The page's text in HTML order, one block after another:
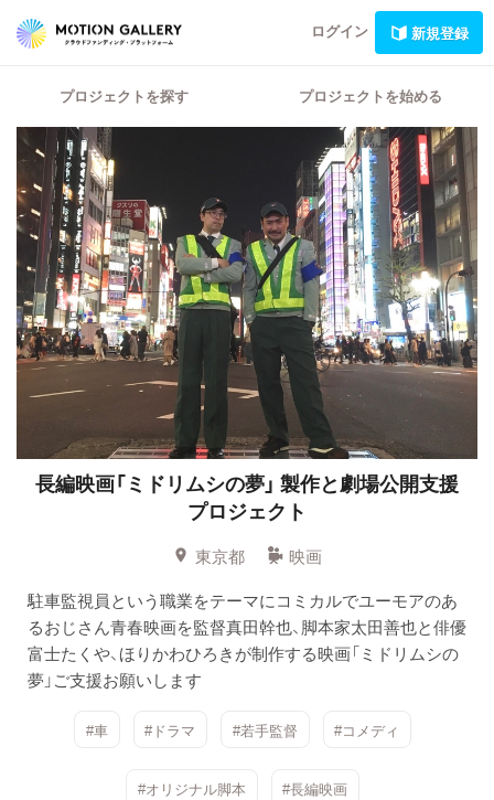
ログイン 新規登録
プロジェクトを探す プロジェクトを始める
長編映画「ミドリムシの夢」 製作と劇場公開支援
プロジェクト
東京都
映画
駐車監視員という職業をテーマにコミカルでユーモアのあ
るおじさん青春映画を監督真田幹也、脚本家太田善也と俳優
富士たくや、ほりかわひろきが制作する映画「ミドリムシの
夢」ご支援お願いします
#車 #ドラマ #若手監督 #コメディ
#オリジナル脚本 #長編映画